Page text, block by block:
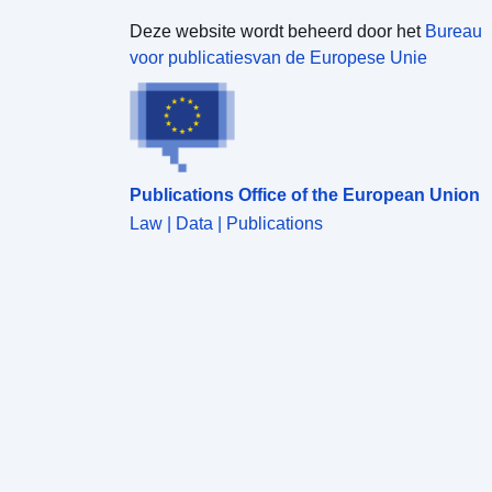
Deze website wordt beheerd door het Bureau
voor publicatiesvan de Europese Unie
Publications Office of the European Union
Law | Data | Publications